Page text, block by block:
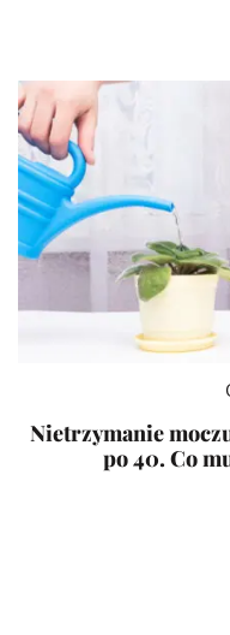
Nietrzymanie
po 40. Co